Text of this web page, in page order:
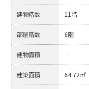
建物階数 11階
部屋階数 6階
建物面積 ‐
建築面積 64.72㎡